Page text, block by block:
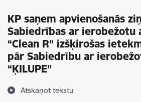
KP saņem apvienošanās
Sabiedrības ar ierobežotu
“Clean R” izšķirošas
pār Sabiedrību ar
“ĶILUPE”
Atskaņot tekstu